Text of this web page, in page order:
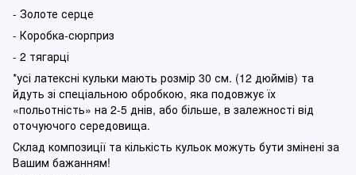
- Золоте серце
- Коробка-сюрприз
- 2 тягарці
*усі латексні кульки мають розмір 30 см. (12 дюймів) та
йдуть зі спеціальною обробкою, яка подовжує їх
«польотність» на 2-5 днів, або більше, в залежності від
оточуючого середовища.
Склад композиції та кількість кульок можуть бути змінені за
Вашим бажанням!